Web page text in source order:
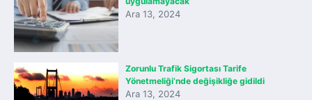
Ara 13, 2024
Zorunlu Trafik Sigortası Tarife
Yönetmeliği’nde değişikliğe gidildi
Ara 13, 2024